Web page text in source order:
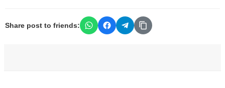
Share post to friends: